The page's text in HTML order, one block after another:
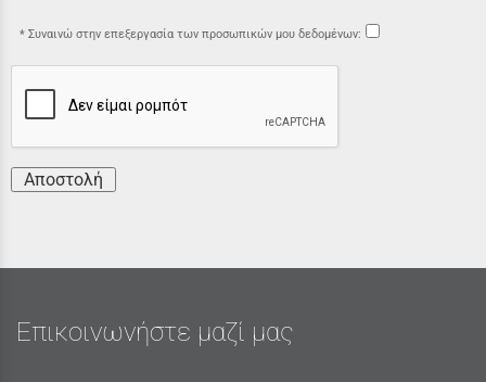
Συναινώ στην επεξεργασία των προσωπικών μου δεδομένων:
Αποστολή
Επικοινωνήστε μαζί μας